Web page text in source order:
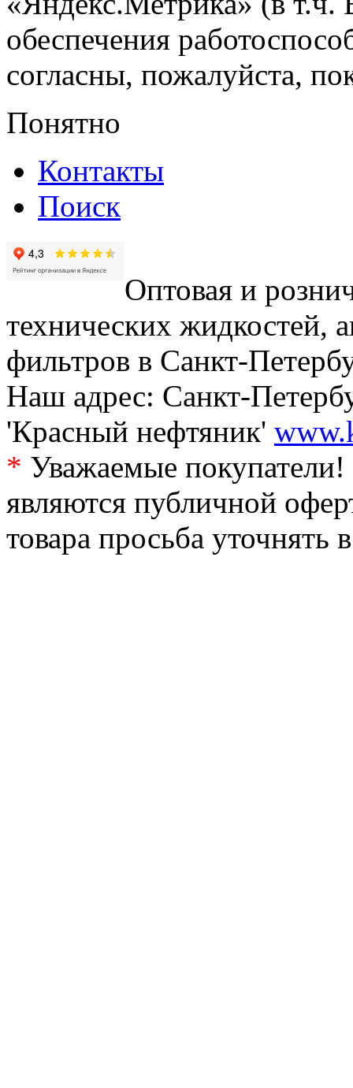
обеспечения
согласны, пожалуйста,
Понятно
Контакты
Поиск
Оптовая и
технических жидкостей,
фильтров в Санкт-
Наш адрес: Санкт-
'Красный нефтяник'
* Уважаемые
являются публичной
товара просьба уточнять